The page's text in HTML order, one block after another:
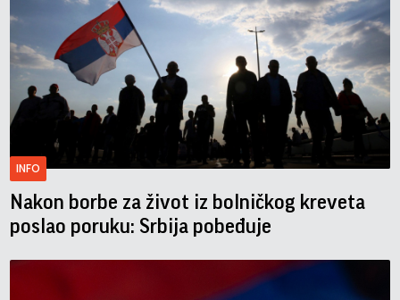
INFO
Nakon borbe za život iz bolničkog kreveta
poslao poruku: Srbija pobeđuje